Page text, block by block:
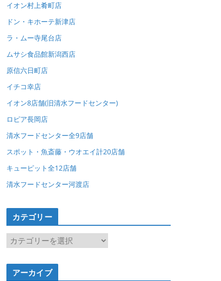
イオン村上肴町店
ドン・キホーテ新津店
ラ・ムー寺尾台店
ムサシ食品館新潟西店
原信六日町店
イチコ幸店
イオン8店舗(旧清水フードセンター)
ロピア長岡店
清水フードセンター全9店舗
スポット・魚斎藤・ウオエイ計20店舗
キューピット全12店舗
清水フードセンター河渡店
カテゴリー
カ
ゴ
アーカイブ